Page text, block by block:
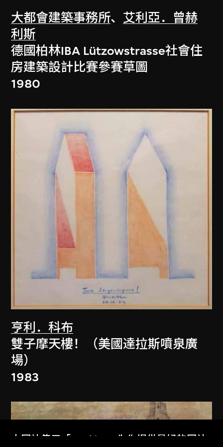
大都會建築事務所、 艾利亞．曾赫
利斯
德國柏林IBA Lützowstrasse社會住
房建築設計比賽參賽草圖
1980
亨利．科布
雙子摩天樓！（美國達拉斯噴泉廣
場）
1983
本网站使用「Cookies」为你提供最好的网站